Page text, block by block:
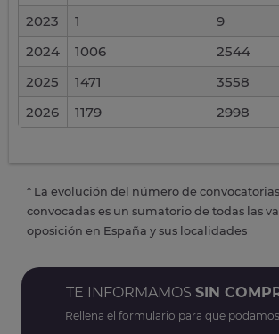
2023
1
9
2024
1006
2544
2025
1471
3558
2026
1179 2998
* La evolución del número de
convocadas es un sumatorio de todas las
oposición en España y sus localidades
TE INFORMAMOS SIN
Rellena el formulario para que